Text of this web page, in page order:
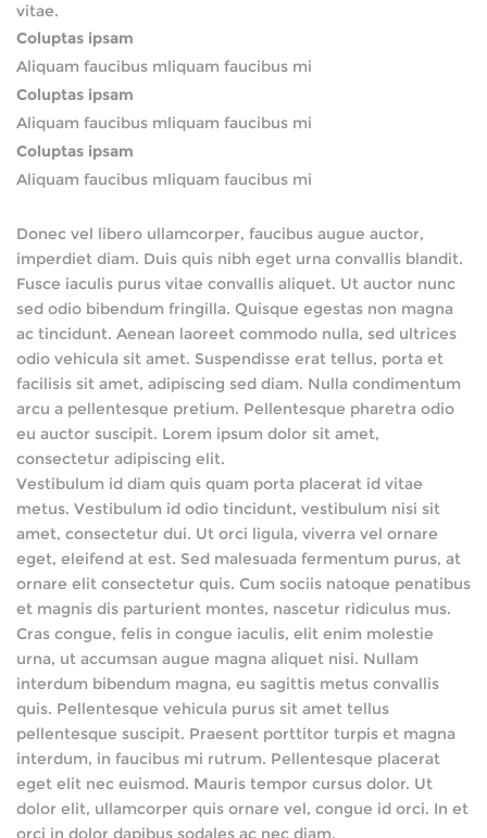
vitae.
Coluptas ipsam
Aliquam faucibus mliquam faucibus mi
Coluptas ipsam
Aliquam faucibus mliquam faucibus mi
Coluptas ipsam
Aliquam faucibus mliquam faucibus mi
Donec vel libero ullamcorper, faucibus augue auctor,
imperdiet diam. Duis quis nibh eget urna convallis blandit.
Fusce iaculis purus vitae convallis aliquet. Ut auctor nunc
sed odio bibendum fringilla. Quisque egestas non magna
ac tincidunt. Aenean laoreet commodo nulla, sed ultrices
odio vehicula sit amet. Suspendisse erat tellus, porta et
facilisis sit amet, adipiscing sed diam. Nulla condimentum
arcu a pellentesque pretium. Pellentesque pharetra odio
eu auctor suscipit. Lorem ipsum dolor sit amet,
consectetur adipiscing elit.
Vestibulum id diam quis quam porta placerat id vitae
metus. Vestibulum id odio tincidunt, vestibulum nisi sit
amet, consectetur dui. Ut orci ligula, viverra vel ornare
eget, eleifend at est. Sed malesuada fermentum purus, at
ornare elit consectetur quis. Cum sociis natoque penatibus
et magnis dis parturient montes, nascetur ridiculus mus.
Cras congue, felis in congue iaculis, elit enim molestie
urna, ut accumsan augue magna aliquet nisi. Nullam
interdum bibendum magna, eu sagittis metus convallis
quis. Pellentesque vehicula purus sit amet tellus
pellentesque suscipit. Praesent porttitor turpis et magna
interdum, in faucibus mi rutrum. Pellentesque placerat
eget elit nec euismod. Mauris tempor cursus dolor. Ut
dolor elit, ullamcorper quis ornare vel, congue id orci. In et
orci in dolor dapibus sodales ac nec diam.